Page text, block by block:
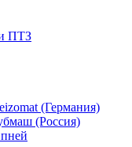
ПТЗ
(Германия)
(Россия)